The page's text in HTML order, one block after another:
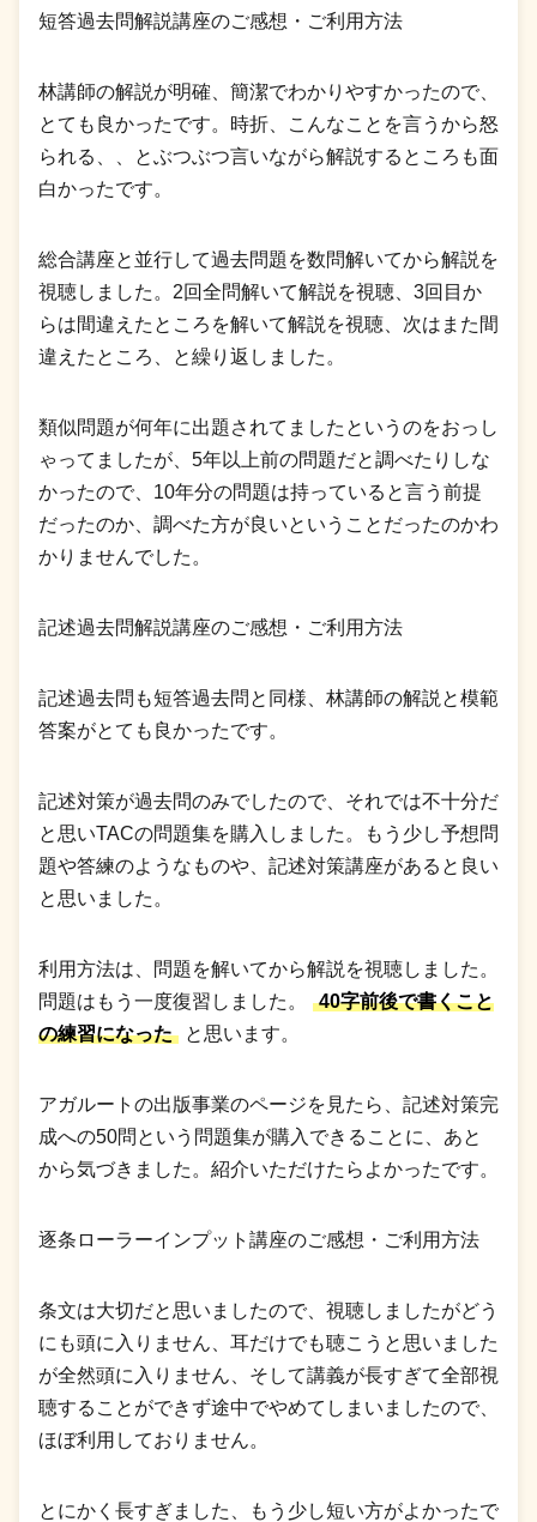
短答過去問解説講座のご感想・ご利用方法
林講師の解説が明確、簡潔でわかりやすかったので、
とても良かったです。時折、こんなことを言うから怒
られる、、とぶつぶつ言いながら解説するところも面
白かったです。
総合講座と並行して過去問題を数問解いてから解説を
視聴しました。2回全問解いて解説を視聴、3回目か
らは間違えたところを解いて解説を視聴、次はまた間
違えたところ、と繰り返しました。
類似問題が何年に出題されてましたというのをおっし
ゃってましたが、5年以上前の問題だと調べたりしな
かったので、10年分の問題は持っていると言う前提
だったのか、調べた方が良いということだったのかわ
かりませんでした。
記述過去問解説講座のご感想・ご利用方法
記述過去問も短答過去問と同様、林講師の解説と模範
答案がとても良かったです。
記述対策が過去問のみでしたので、それでは不十分だ
と思いTACの問題集を購入しました。もう少し予想問
題や答練のようなものや、記述対策講座があると良い
と思いました。
利用方法は、問題を解いてから解説を視聴しました。
問題はもう一度復習しました。
40字前後で書くこと
の練習になった
と思います。
アガルートの出版事業のページを見たら、記述対策完
成への50問という問題集が購入できることに、あと
から気づきました。紹介いただけたらよかったです。
逐条ローラーインプット講座のご感想・ご利用方法
条文は大切だと思いましたので、視聴しましたがどう
にも頭に入りません、耳だけでも聴こうと思いました
が全然頭に入りません、そして講義が長すぎて全部視
聴することができず途中でやめてしまいましたので、
ほぼ利用しておりません。
とにかく長すぎました、もう少し短い方がよかったで